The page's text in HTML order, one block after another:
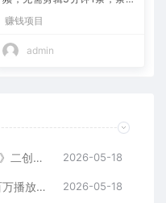
+
赚钱项目
admin
【夯爆了】在头条做《家长里短》二创小故事，这个月收益2w+ 2026-05-18
AI“暴躁老道”赛道，5条作品揽百万播放！（附变现全攻略） 2026-05-18